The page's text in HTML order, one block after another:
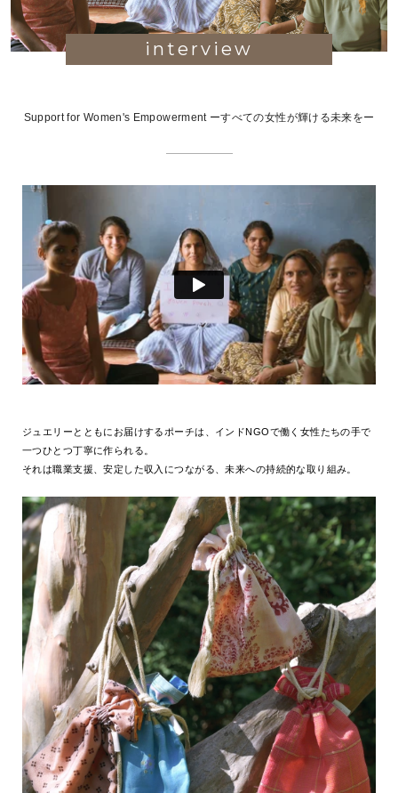
interview
Support for Women's Empowerment ーすべての女性が輝ける未来をー
ジュエリーとともにお届けするポーチは、インドNGOで働く女性たちの手で
一つひとつ丁寧に作られる。
それは職業支援、安定した収入につながる、未来への持続的な取り組み。